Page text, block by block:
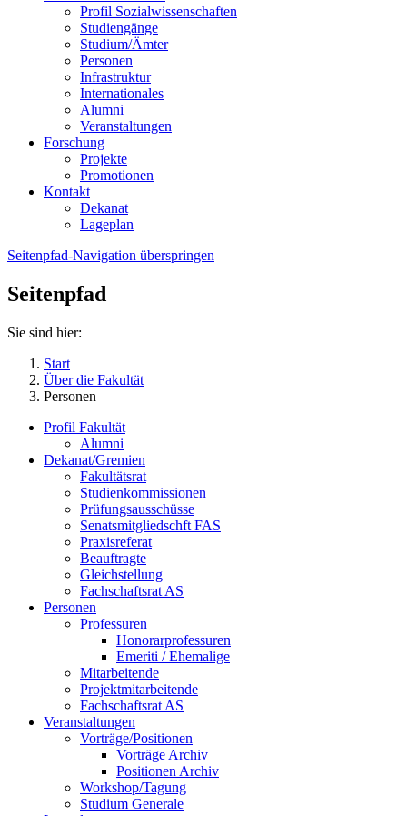
Profil Sozialwissenschaften
Studiengänge
Studium/Ämter
Personen
Infrastruktur
Internationales
Alumni
Veranstaltungen
Forschung
Projekte
Promotionen
Kontakt
Dekanat
Lageplan
Seitenpfad-Navigation überspringen
Seitenpfad
Sie sind hier:
Start
Über die Fakultät
Personen
Profil Fakultät
Alumni
Dekanat/Gremien
Fakultätsrat
Studienkommissionen
Prüfungsausschüsse
Senatsmitgliedschft FAS
Praxisreferat
Beauftragte
Gleichstellung
Fachschaftsrat AS
Personen
Professuren
Honorarprofessuren
Emeriti / Ehemalige
Mitarbeitende
Projektmitarbeitende
Fachschaftsrat AS
Veranstaltungen
Vorträge/Positionen
Vorträge Archiv
Positionen Archiv
Workshop/Tagung
Studium Generale